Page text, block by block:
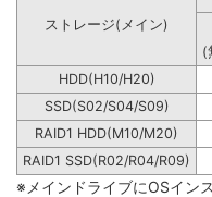
ストレージ(メイン)
(
HDD(H10/H20)
SSD(S02/S04/S09)
RAID1 HDD(M10/M20)
RAID1 SSD(R02/R04/R09)
※メインドライブにOSイン